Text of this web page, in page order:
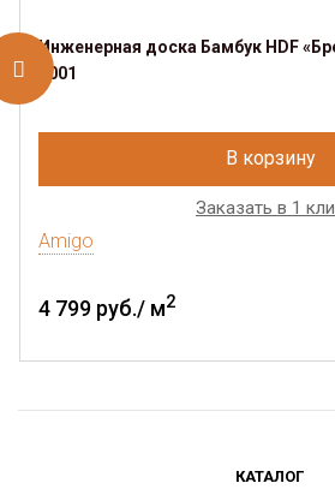
Инженерная доска Бамбук HDF
0001
В корзину
Заказать в 1
Amigo
4 799 руб./ м2
КАТАЛОГ